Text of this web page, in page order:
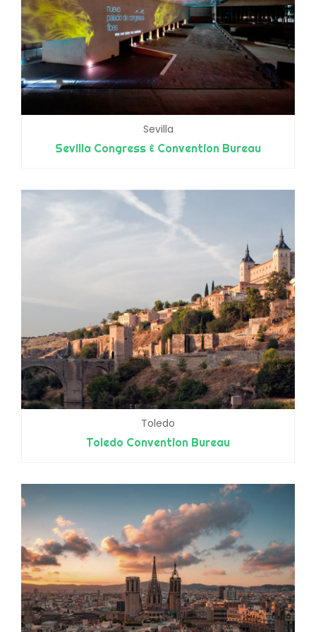
Sevilla
Sevilla Congress & Convention Bureau
Toledo
Toledo Convention Bureau